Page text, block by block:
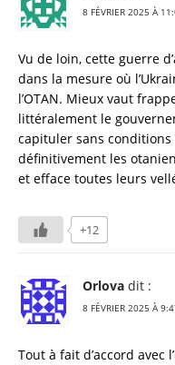
8 FÉVRIER 2025 À
Vu de loin, cette guerre
dans la mesure où
l’OTAN. Mieux vaut
littéralement le
capituler sans conditions
définitivement les
et efface toutes leurs
+12
Orlova dit :
8 FÉVRIER 2025 À
Tout à fait d’accord avec